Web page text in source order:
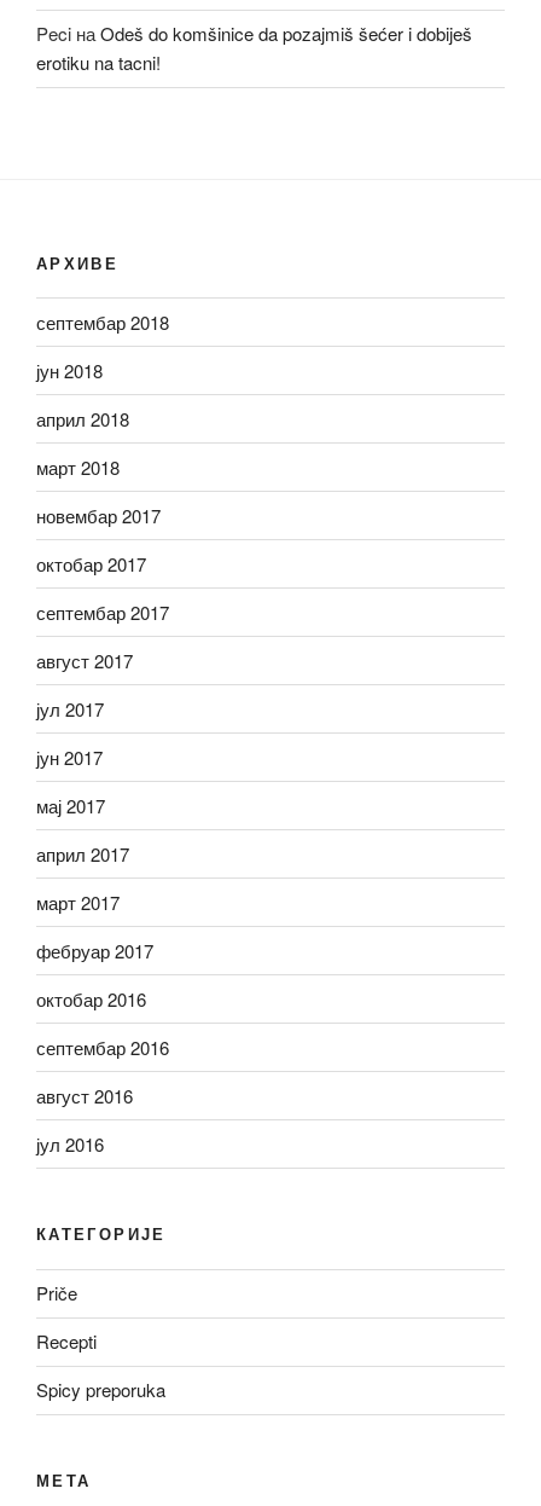
Peci наOdeš do komšinice da pozajmiš šećer i dobiješ
erotiku na tacni!
АРХИВЕ
септембар 2018
јун 2018
април 2018
март 2018
новембар 2017
октобар 2017
септембар 2017
август 2017
јул 2017
јун 2017
мај 2017
април 2017
март 2017
фебруар 2017
октобар 2016
септембар 2016
август 2016
јул 2016
КАТЕГОРИЈЕ
Priče
Recepti
Spicy preporuka
МЕТА